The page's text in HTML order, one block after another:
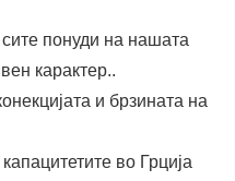
понуди на нашата
карактер..
и брзината на
во Грција